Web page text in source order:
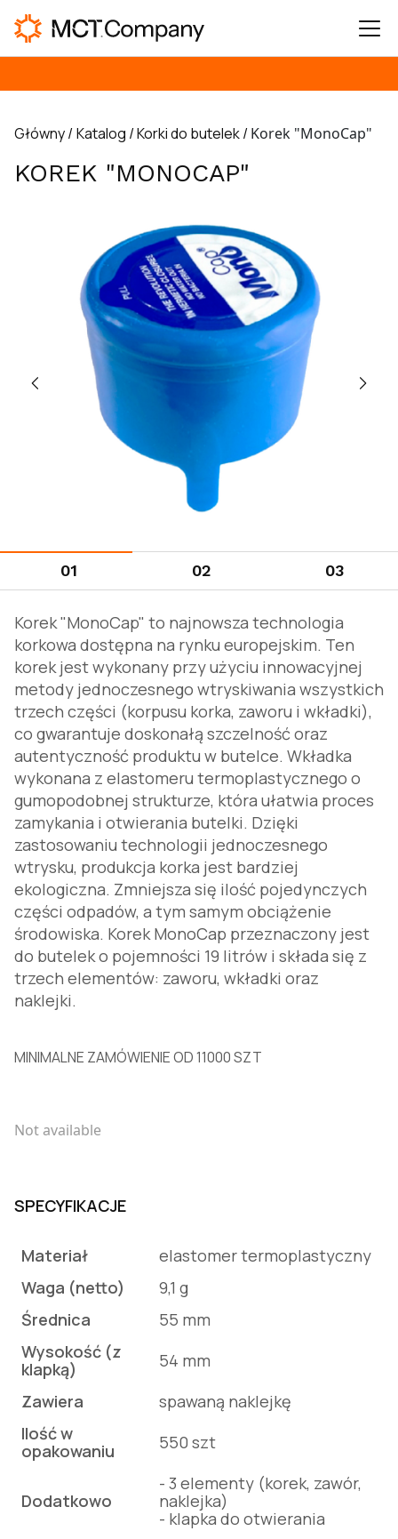
MINIMALNE ZAMÓWIENIE OD 11000 SZT
Korek "MonoCap" to najnowsza technologia
korkowa dostępna na rynku europejskim. Ten
korek jest wykonany przy użyciu innowacyjnej
metody jednoczesnego wtryskiwania wszystkich
trzech części (korpusu korka, zaworu i wkładki),
co gwarantuje doskonałą szczelność oraz
autentyczność produktu w butelce. Wkładka
wykonana z elastomeru termoplastycznego o
gumopodobnej strukturze, która ułatwia proces
zamykania i otwierania butelki. Dzięki
zastosowaniu technologii jednoczesnego
wtrysku, produkcja korka jest bardziej
ekologiczna. Zmniejsza się ilość pojedynczych
części odpadów, a tym samym obciążenie
środowiska. Korek MonoCap przeznaczony jest
do butelek o pojemności 19 litrów i składa się z
trzech elementów: zaworu, wkładki oraz
naklejki.
Not available
Główny /Katalog /Korki do butelek /Korek "MonoCap"
KOREK "MONOCAP"
01 02 03
SPECYFIKACJE
Materiał
elastomer termoplastyczny
Waga (netto)
9,1 g
Średnica
55 mm
Wysokość (z
klapką)
54 mm
Zawiera
spawaną naklejkę
Ilość w
opakowaniu
550 szt
Dodatkowo
- 3 elementy (korek, zawór,
naklejka)
- klapka do otwierania